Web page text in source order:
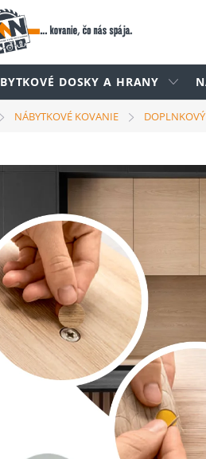
DOSKY A HRANY
NÁBYTKOVÉ KOVANIE